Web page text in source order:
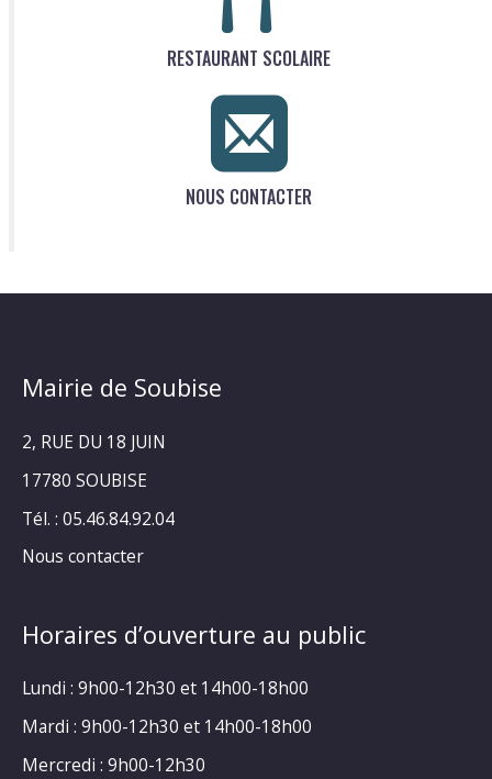
RESTAURANT SCOLAIRE
NOUS CONTACTER
Mairie de Soubise
2, RUE DU 18 JUIN
17780 SOUBISE
Tél. : 05.46.84.92.04
Nous contacter
Horaires d’ouverture au public
Lundi : 9h00-12h30 et 14h00-18h00
Mardi : 9h00-12h30 et 14h00-18h00
Mercredi : 9h00-12h30